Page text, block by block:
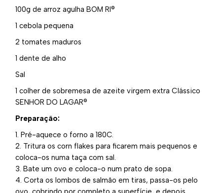
100g dearroz agulha BOM RI®
1 cebola pequena
2 tomates maduros
1 dente de alho
Sal
1 colher de sobremesa deazeite virgem extra Clássico
SENHOR DO LAGAR®
Preparação:
Pré-aquece o forno a 180C.
Tritura os corn flakes para ficarem mais pequenos e
coloca-os numa taça com sal.
Bate um ovo e coloca-o num prato de sopa.
Corta os lombos de salmão em tiras, passa-os pelo